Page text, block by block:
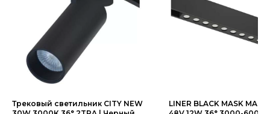
Трековый светильник CITY NEW
LINER BLACK MASK